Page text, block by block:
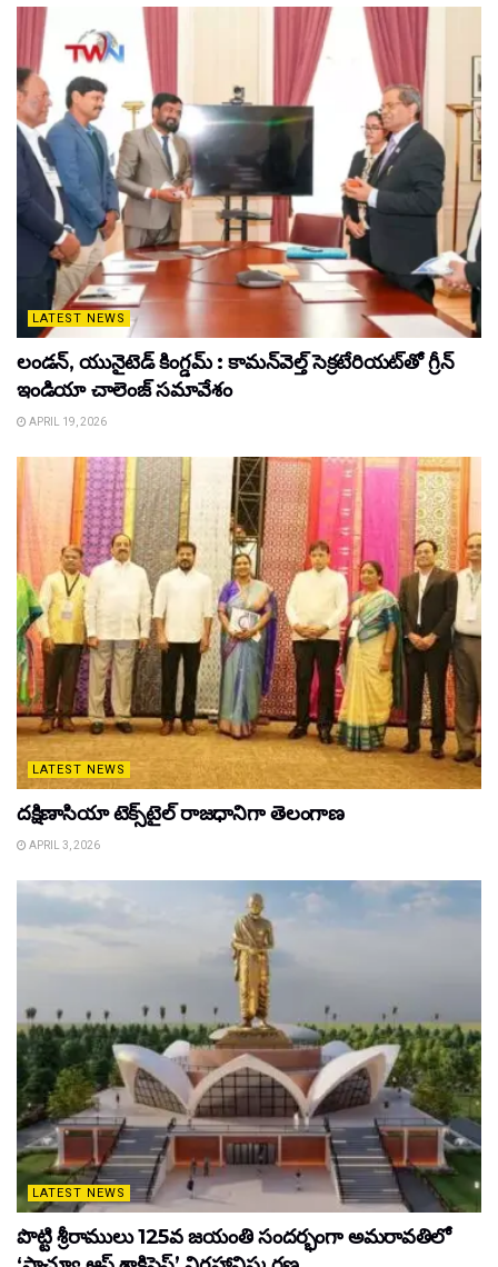
LATEST NEWS
లండన్, యునైటెడ్ కింగ్డమ్ : కామన్‌వెల్త్ సెక్రటేరియట్‌తో గ్రీన్
ఇండియా చాలెంజ్ సమావేశం
APRIL 19, 2026
LATEST NEWS
దక్షిణాసియా టెక్స్‌టైల్ రాజధానిగా తెలంగాణ
APRIL 3, 2026
LATEST NEWS
పొట్టి శ్రీరాములు 125వ జయంతి సందర్భంగా అమరావతిలో